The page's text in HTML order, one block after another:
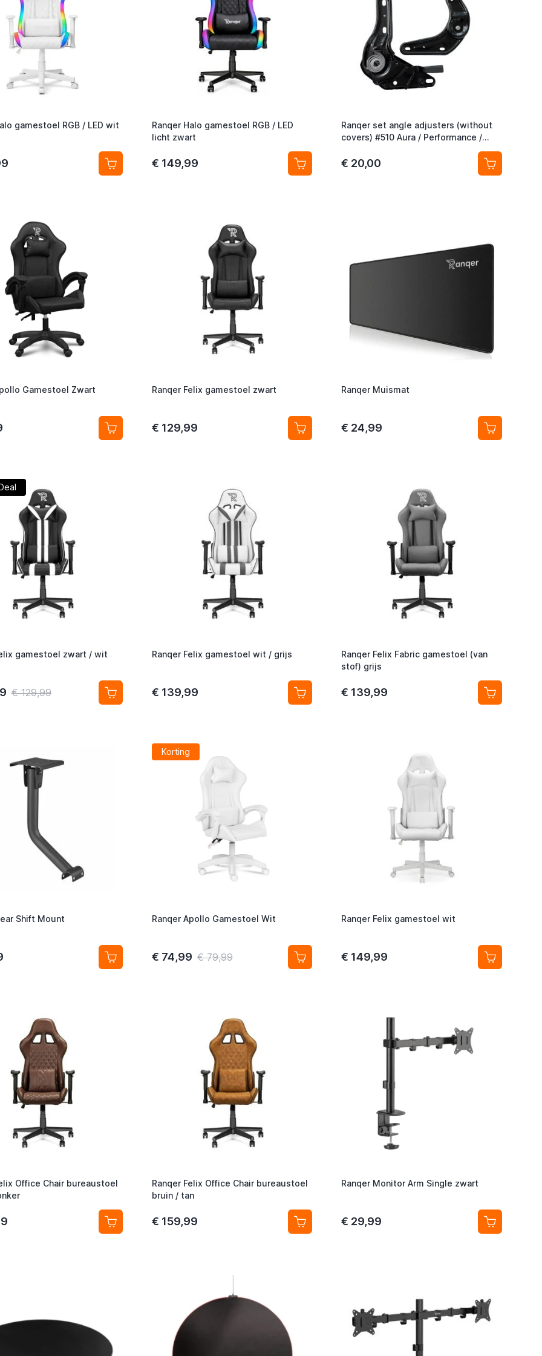
gamestoel RGB / LED wit
Ranqer Halo gamestoel RGB / LED
licht zwart
€ 149,99
Ranqer set angle adjusters (without
covers) #510 Aura / Performance /
€ 20,00
Gamestoel Zwart Ranqer Felix gamestoel zwart
€ 129,99
Ranqer Muismat
€ 24,99
gamestoel zwart / wit
€ 129,99
Ranqer Felix gamestoel wit / grijs
€ 139,99
Ranqer Felix Fabric gamestoel (van
stof) grijs
€ 139,99
Shift Mount
Korting
Ranqer Apollo Gamestoel Wit
€ 74,99 € 79,99
Ranqer Felix gamestoel wit
€ 149,99
Office Chair bureaustoel
Ranqer Felix Office Chair bureaustoel
bruin / tan
€ 159,99
Ranqer Monitor Arm Single zwart
€ 29,99